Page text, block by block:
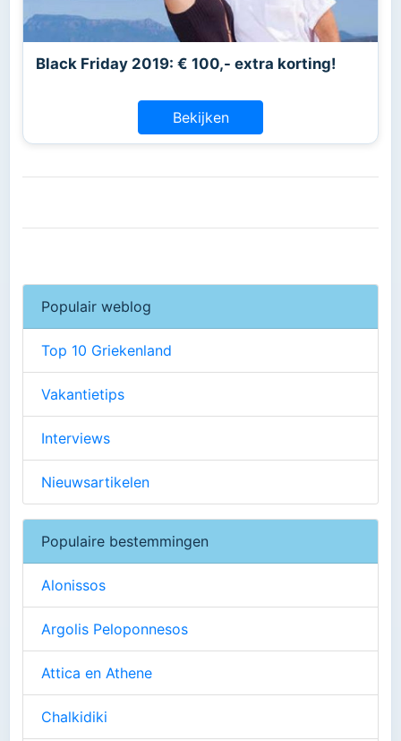
Black Friday 2019: € 100,- extra korting!
Bekijken
Populair weblog
Top 10 Griekenland
Vakantietips
Interviews
Nieuwsartikelen
Populaire bestemmingen
Alonissos
Argolis Peloponnesos
Attica en Athene
Chalkidiki